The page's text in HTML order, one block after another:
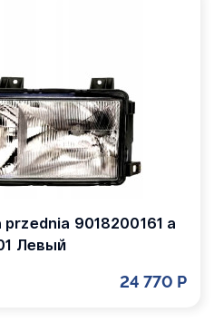
9018200161 a
Левый
24 770 Р